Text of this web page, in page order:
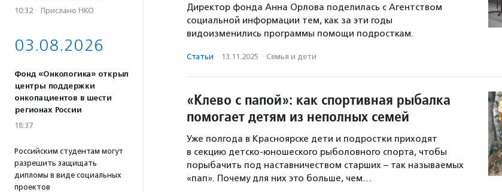
10:32 · Прислано НКО
03.08.2026
Фонд «Онкологика» открыл
центры поддержки
онкопациентов в шести
регионах России
18:37
Российским студентам могут
разрешить защищать
дипломы в виде социальных
проектов
Директор фонда Анна Орлова поделилась с Агентством
социальной информации тем, как за эти годы
видоизменились программы помощи подросткам.
Статьи · 13.11.2025 · Семья и дети
«Клево с папой»: как спортивная рыбалка
помогает детям из неполных семей
Уже полгода в Красноярске дети и подростки приходят
в секцию детско-юношеского рыболовного спорта, чтобы
порыбачить под наставничеством старших – так называемых
«пап». Почему для них это больше, чем…